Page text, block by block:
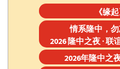
《缘起
情系隆中，勿
2026 隆中之夜 · 联
2026年隆中之